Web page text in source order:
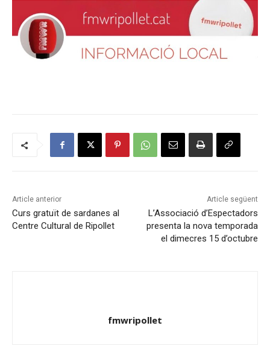
Article anterior
Curs gratuït de sardanes al
Centre Cultural de Ripollet
Article següent
L’Associació d’Espectadors
presenta la nova temporada
el dimecres 15 d’octubre
fmwripollet